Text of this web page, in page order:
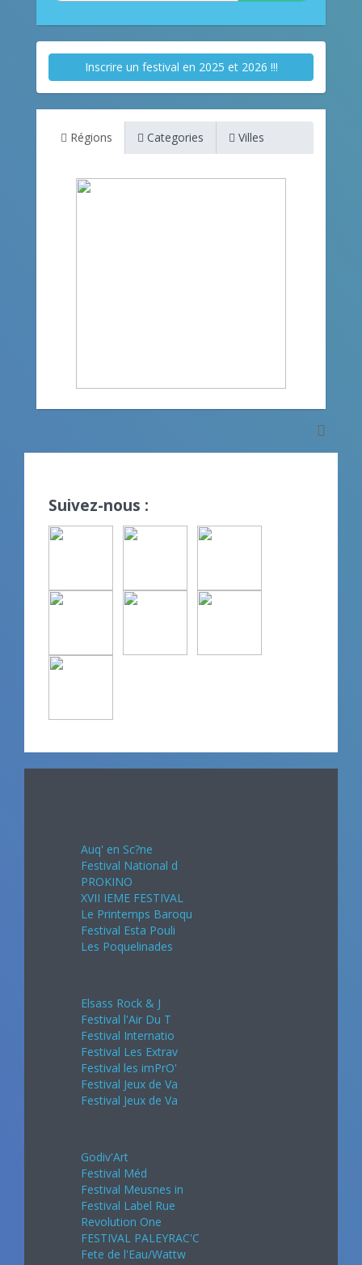
Inscrire un festival en 2025 et 2026 !!!
Régions Categories Villes
Suivez-nous :
Auq' en Sc?ne
Festival National d
PROKINO
XVII IEME FESTIVAL
Le Printemps Baroqu
Festival Esta Pouli
Les Poquelinades
Elsass Rock & J
Festival l'Air Du T
Festival Internatio
Festival Les Extrav
Festival les imPrO'
Festival Jeux de Va
Festival Jeux de Va
Godiv'Art
Festival Méd
Festival Meusnes in
Festival Label Rue
Revolution One
FESTIVAL PALEYRAC'C
Fete de l'Eau/Wattw